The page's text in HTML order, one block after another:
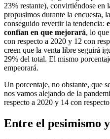
23% restante), convirtiéndose en
propusimos durante la encuesta,
conseguido revertir la tendencia:
confían en que mejorará, lo
con respecto a 2020 y 12 con
creen que la venta libre seguirá
29% del total. El mismo
empeorará.
Un porcentaje, no obstante, que
nos vamos alejando de la
respecto a 2020 y 14 con
Entre el pesimismo